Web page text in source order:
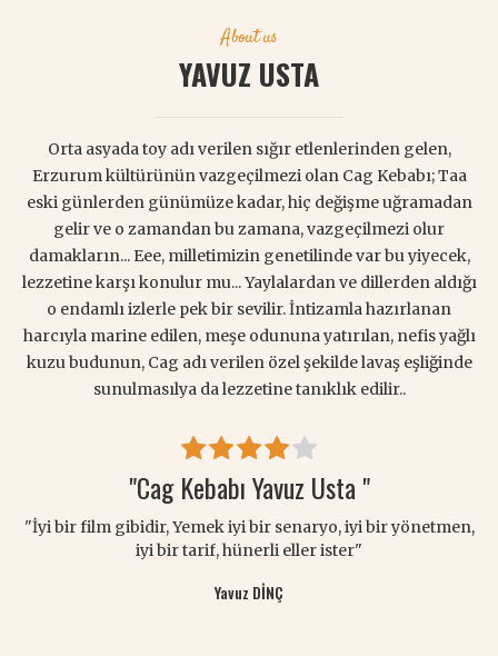
About us
YAVUZ USTA
Orta asyada toy adı verilen sığır etlenlerinden gelen,
Erzurum kültürünün vazgeçilmezi olan Cag Kebabı; Taa
eski günlerden günümüze kadar, hiç değişme uğramadan
gelir ve o zamandan bu zamana, vazgeçilmezi olur
damakların... Eee, milletimizin genetilinde var bu yiyecek,
lezzetine karşı konulur mu... Yaylalardan ve dillerden aldığı
o endamlı izlerle pek bir sevilir. İntizamla hazırlanan
harcıyla marine edilen, meşe odununa yatırılan, nefis yağlı
kuzu budunun, Cag adı verilen özel şekilde lavaş eşliğinde
sunulmasılya da lezzetine tanıklık edilir..
"Cag Kebabı Yavuz Usta "
"İyi bir film gibidir, Yemek iyi bir senaryo, iyi bir yönetmen,
iyi bir tarif, hünerli eller ister"
Yavuz DİNÇ